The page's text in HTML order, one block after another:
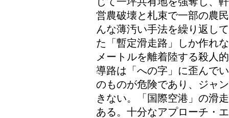
営農破壊と札束で一部の農
んな薄汚い手法を繰り返し
た「暫定滑走路」しか作れ
メートルを離着陸する殺人
導路は「への字」に歪んで
のものが危険であり、ジャ
きない。「国際空港」の滑
ある。十分なアプローチ・